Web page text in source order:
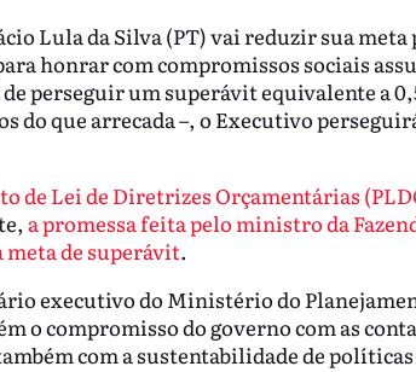
Lula da Silva (PT) vai reduzir sua meta
honrar com compromissos sociais
de perseguir um superávit equivalente a
do que arrecada –, o Executivo
de Lei de Diretrizes Orçamentárias
a promessa feita pelo ministro da
meta de superávit.
executivo do Ministério do
o compromisso do governo com as
com a sustentabilidade de